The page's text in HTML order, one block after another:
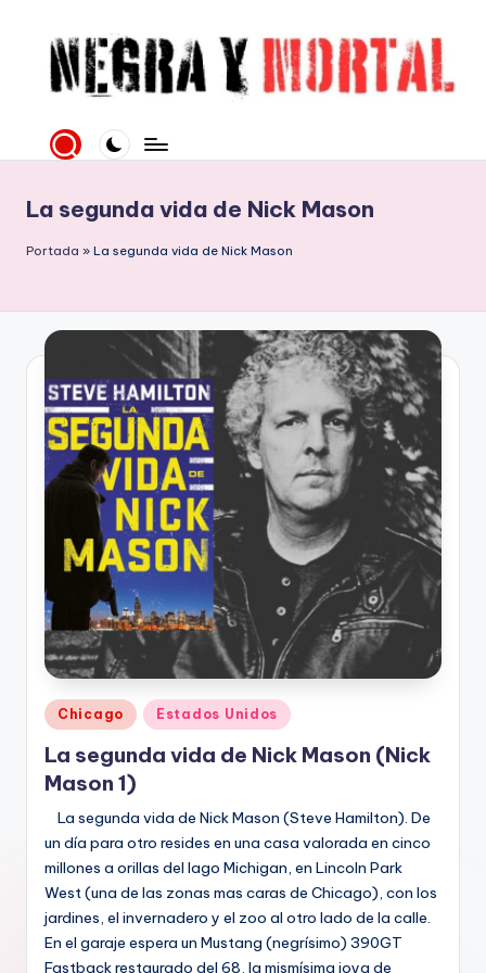
contenido
e
r
a
M
rt
al
literaria
la
Novela
mucho
más
La segunda vida de Nick Mason
Portada » La segunda vida de Nick Mason
Publicado
en
Chicago Estados Unidos
La segunda vida de Nick Mason (Nick
Mason 1)
La segunda vida de Nick Mason (Steve Hamilton). De
un día para otro resides en una casa valorada en cinco
millones a orillas del lago Michigan, en Lincoln Park
West (una de las zonas mas caras de Chicago), con los
jardines, el invernadero y el zoo al otro lado de la calle.
En el garaje espera un Mustang (negrísimo) 390GT
Fastback restaurado del 68, la mismísima joya de